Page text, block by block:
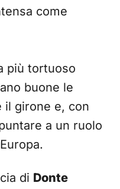
come
più tortuoso
buone le
il girone e, con
a un ruolo
di Donte